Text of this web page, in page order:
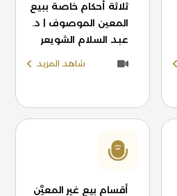
ثلاثة أحكام خاصة ببيع
المعين الموصوف | د.
عبد السلام الشويعر
شاهد المزيد
أقسام بيع غير المعيَّن